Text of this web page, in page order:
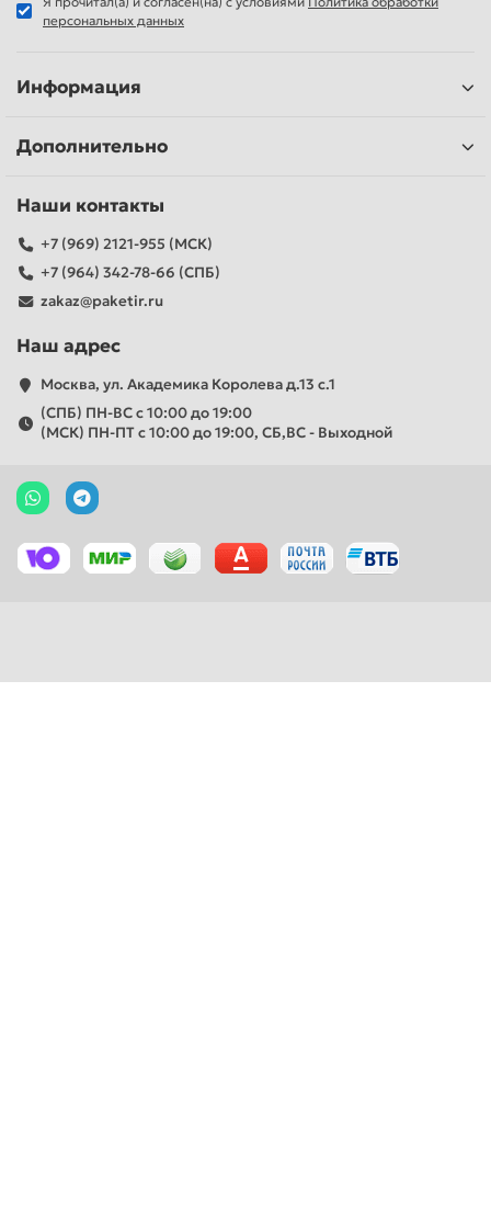
персональных данных
Информация
Дополнительно
Наши контакты
+7 (969) 2121-955 (МСК)
+7 (964) 342-78-66 (СПБ)
zakaz@paketir.ru
Наш адрес
Москва, ул. Академика Королева д.13 с.1
(СПБ) ПН-ВС с 10:00 до 19:00
(МСК) ПН-ПТ с 10:00 до 19:00, СБ,ВС - Выходной